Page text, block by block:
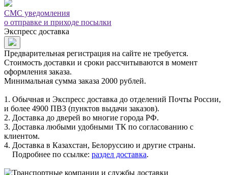
СМС уведомления
о отправке и приходе посылки
Экспресс доставка
Предварительная регистрация на сайте не требуется.
Стоимость доставки и сроки рассчитываются в момент
оформления заказа.
Минимальная сумма заказа 2000 рублей.
1. Обычная и Экспресс доставка до отделений Почты России,
и более 4900 ПВЗ (пунктов выдачи заказов).
2. Доставка до дверей во многие города РФ.
3. Доставка любыми удобными ТК по согласованию с
клиентом.
4. Доставка в Казахстан, Белоруссию и другие страны.
Подробнее по ссылке: раздел доставка.